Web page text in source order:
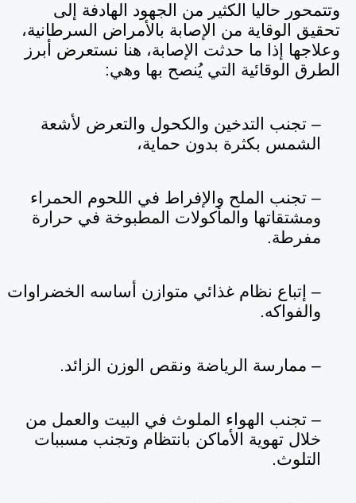
وتتمحور حاليا الكثير من الجهود الهادفة إلى
تحقيق الوقاية من الإصابة بالأمراض السرطانية،
وعلاجها إذا ما حدثت الإصابة، هنا نستعرض أبرز
الطرق الوقائية التي يُنصح بها وهي :
– تجنب التدخين والكحول والتعرض لأشعة
الشمس بكثرة بدون حماية،
– تجنب الملح والإفراط في اللحوم الحمراء
ومشتقاتها والمأكولات المطبوخة في حرارة
مفرطة.
– إتباع نظام غذائي متوازن أساسه الخضراوات
والفواكه.
– ممارسة الرياضة ونقص الوزن الزائد.
– تجنب الهواء الملوث في البيت والعمل من
خلال تهوية الأماكن بانتظام وتجنب مسببات
التلوث.